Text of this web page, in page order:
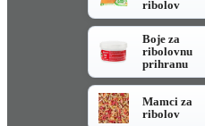
ribolov
Boje za
ribolovnu
prihranu
Mamci za
ribolov